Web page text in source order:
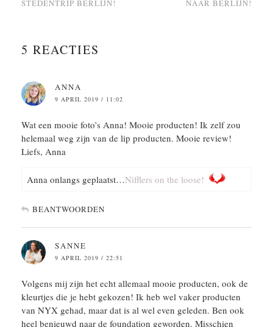
STEDENTRIP BERLIJN!
NAAR BERLIJN!
5 REACTIES
ANNA
9 APRIL 2019 / 11:02
Wat een mooie foto’s Anna! Mooie producten! Ik zelf zou
helemaal weg zijn van de lip producten. Mooie review!
Liefs, Anna
Anna onlangs geplaatst…Nifflers on the loose!
BEANTWOORDEN
SANNE
9 APRIL 2019 / 22:51
Volgens mij zijn het echt allemaal mooie producten, ook de
kleurtjes die je hebt gekozen! Ik heb wel vaker producten
van NYX gehad, maar dat is al wel even geleden. Ben ook
heel benieuwd naar de foundation geworden. Misschien